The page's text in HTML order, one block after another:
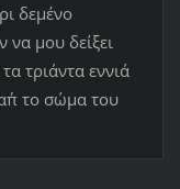
δεμένο
μου δείξει
τριάντα εννιά
το σώμα του